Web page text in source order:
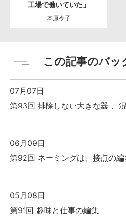
工場で働いていた」
本原令子
この記事のバッ
07月07日
第93回 排除しない大きな器 、混
06月09日
第92回 ネーミングは、接点の編
05月08日
第91回 趣味と仕事の編集